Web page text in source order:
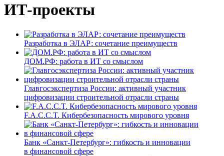
ИТ-проекты
Разработка в ЭЛАР: сочетание преимуществ
ДОМ.РФ: работа в ИТ со смыслом
Главгосэкспертиза России: активный участник
цифровизации строительной отрасли страны
F.A.C.C.T. Кибербезопасность мирового уровня
Банк «Санкт-Петербург»: гибкость и инновации
в финансовой сфере